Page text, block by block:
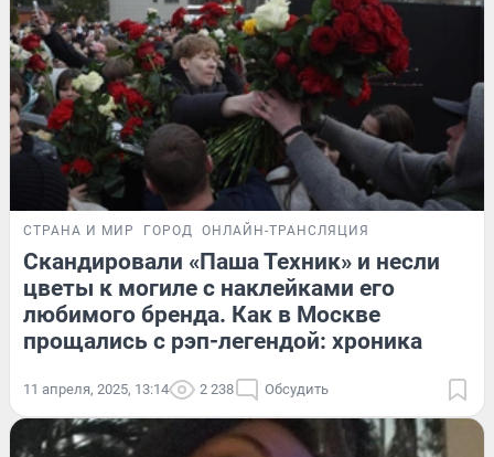
СТРАНА И МИР ГОРОД ОНЛАЙН-ТРАНСЛЯЦИЯ
Скандировали «Паша Техник» и несли
цветы к могиле с наклейками его
любимого бренда. Как в Москве
прощались с рэп-легендой: хроника
11 апреля, 2025, 13:14 2 238 Обсудить